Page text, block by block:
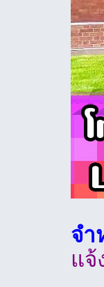
จำ
แจ้